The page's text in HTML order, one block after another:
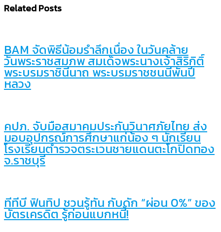
Related Posts
BAM จัดพิธีน้อมรำลึกเนื่อง ในวันคล้าย
วันพระราชสมภพ สมเด็จพระนางเจ้าสิริกิติ์
พระบรมราชินีนาถ พระบรมราชชนนีพันปี
หลวง
คปภ. จับมือสมาคมประกันวินาศภัยไทย ส่ง
มอบอุปกรณ์การศึกษาแก่น้อง ๆ นักเรียน
โรงเรียนตำรวจตระเวนชายแดนตะโกปิดทอง
จ.ราชบุรี
ทีทีบี ฟินทิป ชวนรู้ทัน กับดัก “ผ่อน 0%” ของ
บัตรเครดิต รู้ก่อนแบกหนี้!